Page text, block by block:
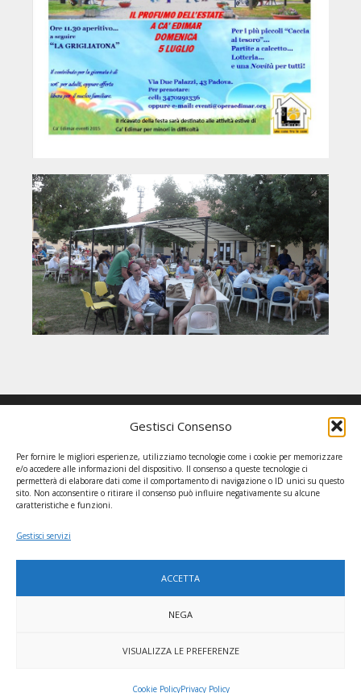
Gestisci Consenso
Per fornire le migliori esperienze, utilizziamo tecnologie come i cookie per memorizzare
e/o accedere alle informazioni del dispositivo. Il consenso a queste tecnologie ci
permetterà di elaborare dati come il comportamento di navigazione o ID unici su questo
sito. Non acconsentire o ritirare il consenso può influire negativamente su alcune
caratteristiche e funzioni.
Gestisci servizi
ACCETTA
NEGA
VISUALIZZA LE PREFERENZE
Cookie PolicyPrivacy Policy
via Due Palazzi, 43 – 35136 Padova – Telefono: 049 714965 /
Ente Gestore: Fondazione Opera Edimar / Enti collaboratori:
Fondazione San Gaetano, Associazione Edimar, Associazione di